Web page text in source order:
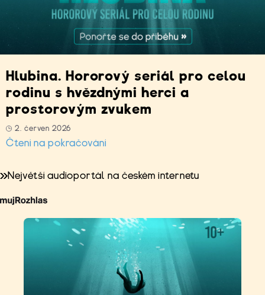
Hlubina. Hororový seriál pro celou
rodinu s hvězdnými herci a
prostorovým zvukem
2. červen 2026
Čtení na pokračování
Největší audioportál na českém internetu